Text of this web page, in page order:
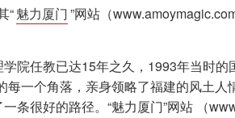
“魅力厦门 ”网站（
院任教已达15年之久，1993年当时
一个角落，亲身领略了福建的风土
很好的路径。“魅力厦门”网站 （